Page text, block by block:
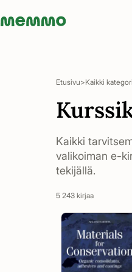
Memmo - AI-verktyg och digital
Etusivu Kaikki
Kaikki
valikoiman e-
tekijällä.
5 243 kirjaa